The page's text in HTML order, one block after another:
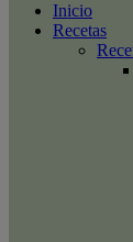
Inicio
Recetas